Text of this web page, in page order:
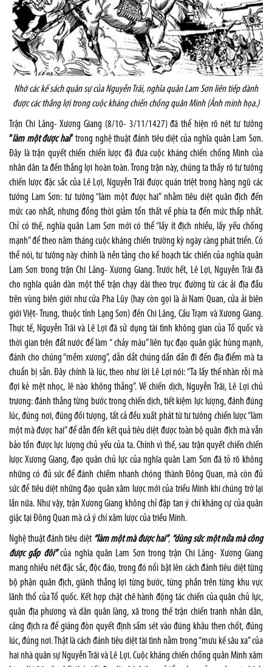
Nhờ các kế sách quân sự của Nguyễn Trãi, nghĩa quân Lam Sơn liên tiếp dành
được các thắng lợi trong cuộc kháng chiến chống quân Minh (Ảnh minh họa.)
Trận Chi Lăng- Xương Giang (8/10- 3/11/1427) đã thể hiện rõ nét tư tưởng
“làm một được hai” trong nghệ thuật đánh tiêu diệt của nghĩa quân Lam Sơn.
Đây là trận quyết chiến chiến lược đã đưa cuộc kháng chiến chống Minh của
nhân dân ta đến thắng lợi hoàn toàn. Trong trận này, chúng ta thấy rõ tư tưởng
chiến lược đặc sắc của Lê Lợi, Nguyễn Trãi được quán triệt trong hàng ngũ các
tướng Lam Sơn: tư tưởng “làm một được hai” nhằm tiêu diệt quân địch đến
mức cao nhất, nhưng đồng thời giảm tổn thất về phía ta đến mức thấp nhất.
Chỉ có thế, nghĩa quân Lam Sơn mới có thể “lấy ít địch nhiều, lấy yếu chống
mạnh” để theo năm tháng cuộc kháng chiến trường kỳ ngày càng phát triển. Có
thể nói, tư tưởng này chính là nền tảng cho kế hoạch tác chiến của nghĩa quân
Lam Sơn trong trận Chi Lăng- Xương Giang. Trước hết, Lê Lợi, Nguyễn Trãi đã
cho nghĩa quân dàn một thế trận chạy dài theo trục đường từ các ải địa đầu
trên vùng biên giới như cửa Pha Lũy (hay còn gọi là ải Nam Quan, cửa ải biên
giới Việt- Trung, thuộc tỉnh Lạng Sơn) đến Chi Lăng, Cầu Trạm và Xương Giang.
Thực tế, Nguyễn Trãi và Lê Lợi đã sử dụng tài tình không gian của Tổ quốc và
thời gian trên đất nước để làm “ chảy máu” liên tục đạo quân giặc hùng mạnh,
đánh cho chúng “mềm xương”, dẫn dắt chúng dần dần đi đến địa điểm mà ta
chuẩn bị sẵn. Đây chính là lúc, theo như lời Lê Lợi nói: “Ta lấy thế nhàn rỗi mà
đợi kẻ mệt nhọc, lẽ nào không thắng”. Về chiến dịch, Nguyễn Trãi, Lê Lợi chủ
trương: đánh thắng từng bước trong chiến dịch, tiết kiệm lực lượng, đánh đúng
lúc, đúng nơi, đúng đối tượng, tất cả đều xuất phát từ tư tưởng chiến lược “làm
một mà được hai” để dẫn đến kết quả tiêu diệt được toàn bộ quân địch mà vẫn
bảo tồn được lực lượng chủ yếu của ta. Chính vì thế, sau trận quyết chiến chiến
lược Xương Giang, đạo quân chủ lực của nghĩa quân Lam Sơn đã tỏ rõ không
những có đủ sức để đánh chiếm nhanh chóng thành Đông Quan, mà còn đủ
sức để tiêu diệt những đạo quân xâm lược mới của triều Minh khi chúng trở lại
lần nữa. Như vậy, trận Xương Giang không chỉ đập tan ý chí kháng cự của quân
giặc tại Đông Quan mà cả ý chí xâm lược của triều Minh.
Nghệ thuật đánh tiêu diệt “làm một mà được hai”, “dùng sức một nửa mà công
được gấp đôi”của nghĩa quân Lam Sơn trong trận Chi Lăng- Xương Giang
mang nhiều nét đặc sắc, độc đáo, trong đó nổi bật lên cách đánh tiêu diệt từng
bộ phận quân địch, giành thắng lợi từng bước, từng phần trên từng khu vực
lãnh thổ của Tổ quốc. Kết hợp chặt chẽ hành động tác chiến của quân chủ lực,
quân địa phương và dân quân làng, xã trong thế trận chiến tranh nhân dân,
căng địch ra để giáng đòn quyết định sấm sét vào đúng khâu then chốt, đúng
lúc, đúng nơi. Thật là cách đánh tiêu diệt tài tình nằm trong “mưu kế sâu xa” của
hai nhà quân sự Nguyễn Trãi và Lê Lợi. Cuộc kháng chiến chống quân Minh xâm